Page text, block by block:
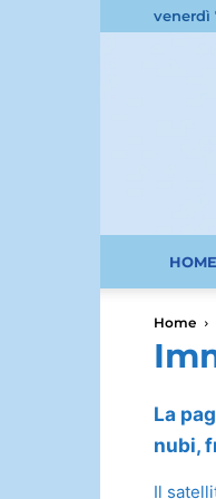
venerdì
HOME
Home
La
nubi,
Il